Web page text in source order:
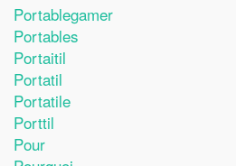
Portablegamer
Portables
Portaitil
Portatil
Portatile
Porttil
Pour